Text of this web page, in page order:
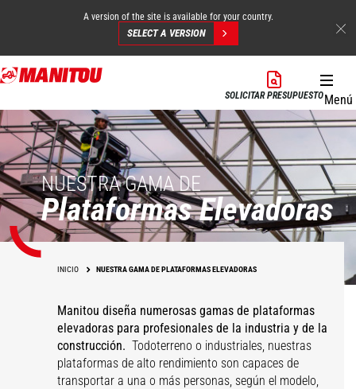
Pasar
al
principal
A version of the site is available for your country.
SELECT A VERSION
SOLICITAR PRESUPUESTOMenú
NUESTRA GAMA DE
Plataformas Elevadoras
INICIO NUESTRA GAMA DE PLATAFORMAS ELEVADORAS
Manitou diseña numerosas gamas de plataformas
elevadoras para profesionales de la industria y de la
construcción. Todoterreno o industriales, nuestras
plataformas de alto rendimiento son capaces de
transportar a una o más personas, según el modelo,